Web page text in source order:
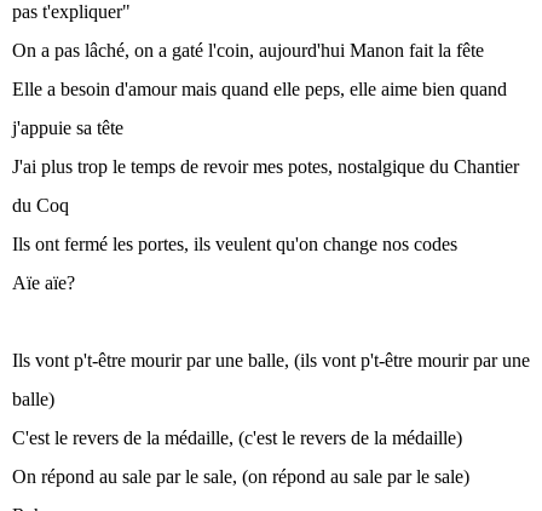
pas t'expliquer"
On a pas lâché, on a gaté l'coin, aujourd'hui Manon fait la fête
Elle a besoin d'amour mais quand elle peps, elle aime bien quand
j'appuie sa tête
J'ai plus trop le temps de revoir mes potes, nostalgique du Chantier
du Coq
Ils ont fermé les portes, ils veulent qu'on change nos codes
Aïe aïe?
Ils vont p't-être mourir par une balle, (ils vont p't-être mourir par une
balle)
C'est le revers de la médaille, (c'est le revers de la médaille)
On répond au sale par le sale, (on répond au sale par le sale)